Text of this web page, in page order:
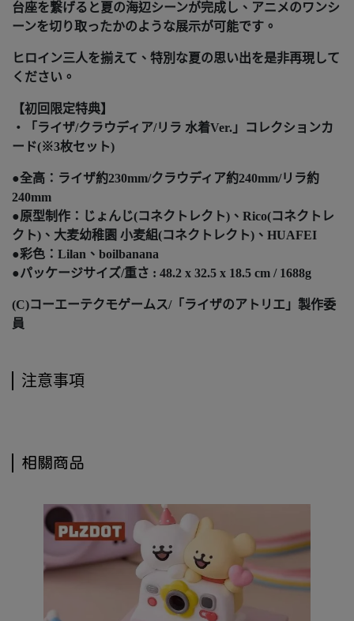
台座を繋げると夏の海辺シーンが完成し、アニメのワンシ
ーンを切り取ったかのような展示が可能です。
ヒロイン三人を揃えて、特別な夏の思い出を是非再現して
ください。
【初回限定特典】
・「ライザ/クラウディア/リラ 水着Ver.」コレクションカ
ード(※3枚セット)
●全高：ライザ約230mm/クラウディア約240mm/リラ約
240mm
●原型制作：じょんじ(コネクトレクト)、Rico(コネクトレ
クト)、大麦幼稚園 小麦組(コネクトレクト)、HUAFEI
●彩色：Lilan、boilbanana
●パッケージサイズ/重さ : 48.2 x 32.5 x 18.5 cm / 1688g
(C)コーエーテクモゲームス/「ライザのアトリエ」製作委
員
注意事項
相關商品